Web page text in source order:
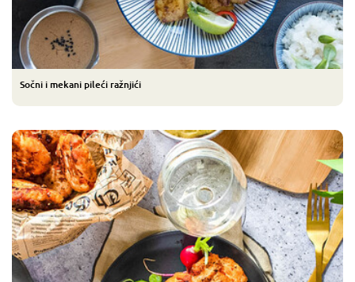
Sočni i mekani pileći ražnjići